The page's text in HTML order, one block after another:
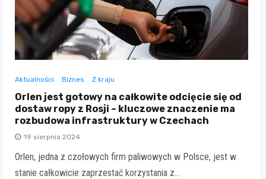
Aktualności Biznes Z kraju
Orlen jest gotowy na całkowite odcięcie się od
dostaw ropy z Rosji – kluczowe znaczenie ma
rozbudowa infrastruktury w Czechach
19 sierpnia 2024
Orlen, jedna z czołowych firm paliwowych w Polsce, jest w
stanie całkowicie zaprzestać korzystania z…